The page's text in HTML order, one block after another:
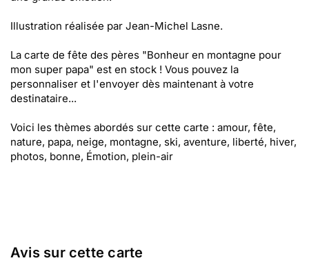
Illustration réalisée par Jean-Michel Lasne.
La carte de fête des pères "Bonheur en montagne pour
mon super papa" est en stock ! Vous pouvez la
personnaliser et l'envoyer dès maintenant à votre
destinataire...
Voici les thèmes abordés sur cette carte : amour, fête,
nature, papa, neige, montagne, ski, aventure, liberté, hiver,
photos, bonne, Émotion, plein-air
Avis sur cette carte